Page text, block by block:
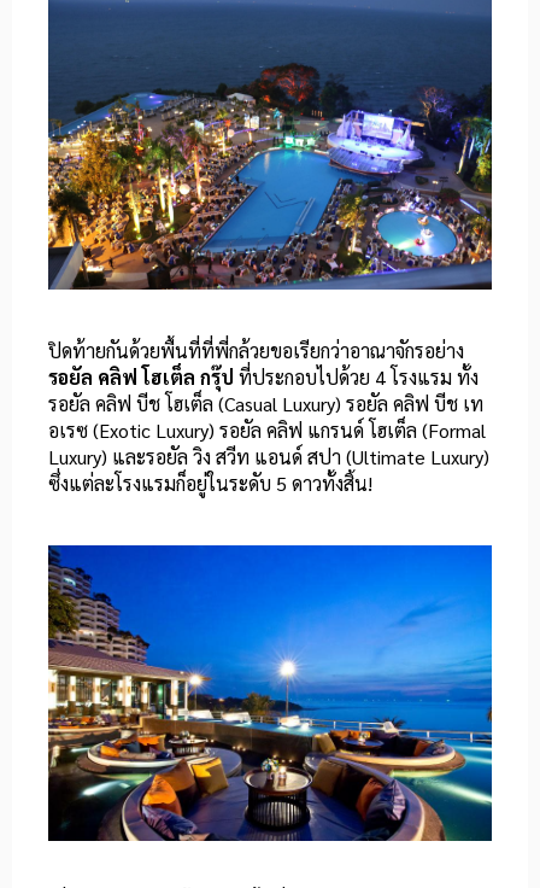
ปิดท้ายกันด้วยพื้นที่ที่พี่กล้วยขอเรียกว่าอาณาจักรอย่าง
รอยัล คลิฟ โฮเต็ล กรุ๊ป ที่ประกอบไปด้วย 4 โรงแรม ทั้ง
รอยัล คลิฟ บีช โฮเต็ล (Casual Luxury) รอยัล คลิฟ บีช เท
อเรซ (Exotic Luxury) รอยัล คลิฟ แกรนด์ โฮเต็ล (Formal
Luxury) และรอยัล วิง สวีท แอนด์ สปา (Ultimate Luxury)
ซึ่งแต่ละโรงแรมก็อยู่ในระดับ 5 ดาวทั้งสิ้น!